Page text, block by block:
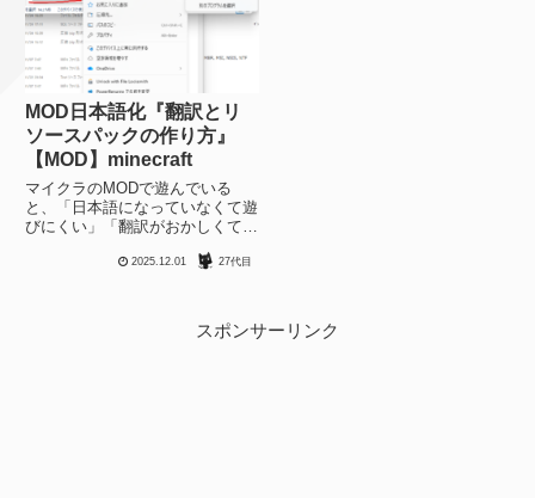
MOD日本語化『翻訳とリ
ソースパックの作り方』
【MOD】minecraft
マイクラのMODで遊んでいる
と、「日本語になっていなくて遊
びにくい」「翻訳がおかしくて違
たることがあります。新しい
たら嬉しいと思うのでその方法を
2025.12.01 27代目
スポンサーリンク